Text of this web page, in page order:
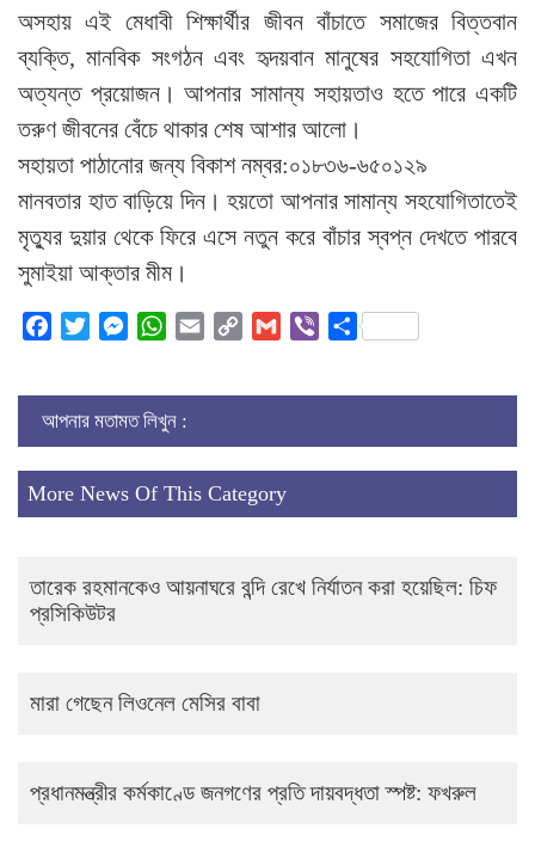
অসহায় এই মেধাবী শিক্ষার্থীর জীবন বাঁচাতে সমাজের বিত্তবান
ব্যক্তি, মানবিক সংগঠন এবং হৃদয়বান মানুষের সহযোগিতা এখন
অত্যন্ত প্রয়োজন। আপনার সামান্য সহায়তাও হতে পারে একটি
তরুণ জীবনের বেঁচে থাকার শেষ আশার আলো।
সহায়তা পাঠানোর জন্য বিকাশ নম্বর:০১৮৩৬-৬৫০১২৯
মানবতার হাত বাড়িয়ে দিন। হয়তো আপনার সামান্য সহযোগিতাতেই
মৃত্যুর দুয়ার থেকে ফিরে এসে নতুন করে বাঁচার স্বপ্ন দেখতে পারবে
সুমাইয়া আক্তার মীম।
Facebook
TwitterMessengerWhatsApp
Email
Copy
Gmail ViberShare
আপনার মতামত লিখুন :
More News Of This Category
তারেক রহমানকেও আয়নাঘরে বন্দি রেখে নির্যাতন করা হয়েছিল: চিফ
প্রসিকিউটর
মারা গেছেন লিওনেল মেসির বাবা
প্রধানমন্ত্রীর কর্মকাণ্ডে জনগণের প্রতি দায়বদ্ধতা স্পষ্ট: ফখরুল